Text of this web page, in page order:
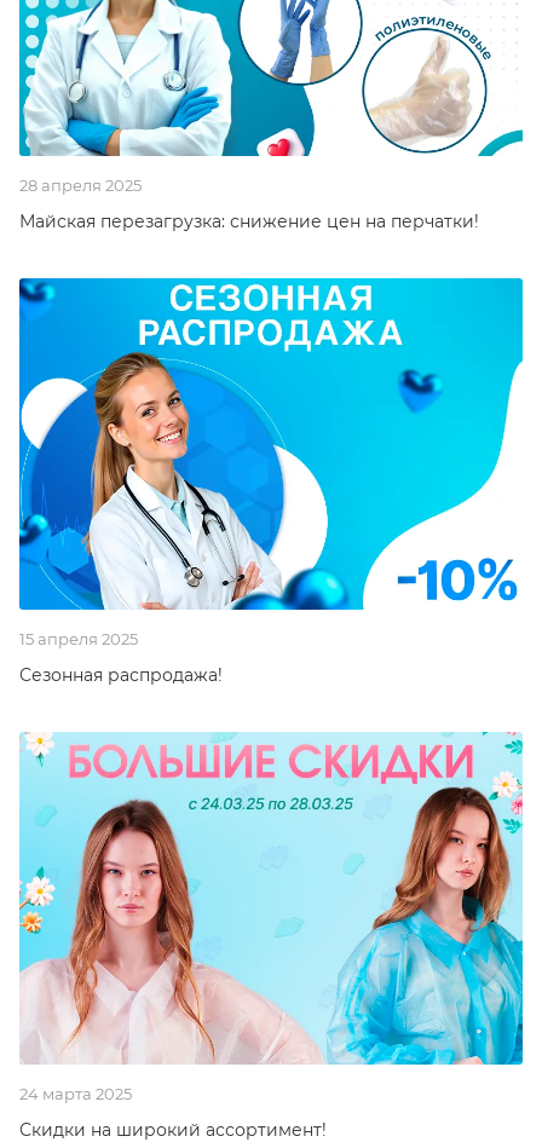
28 апреля 2025
Майская перезагрузка: снижение цен на перчатки!
15 апреля 2025
Сезонная распродажа!
24 марта 2025
Скидки на широкий ассортимент!